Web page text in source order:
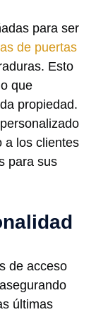
para ser
de puertas
Esto
que
propiedad.
a los clientes
para sus
de acceso
últimas